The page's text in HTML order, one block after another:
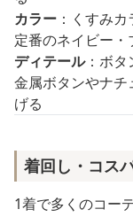
カラー ：くすみ
定番のネイビー
ディテール：ボタ
金属ボタンやナ
げる
着回し・コス
1着で多くのコー